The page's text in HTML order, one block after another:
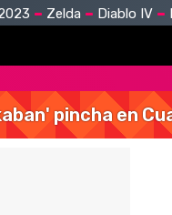
Zelda Diablo IV
pincha en